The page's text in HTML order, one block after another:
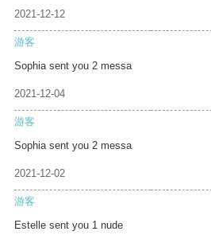
2021-12-12
游客
Sophia sent you 2 messa
2021-12-04
游客
Sophia sent you 2 messa
2021-12-02
游客
Estelle sent you 1 nude